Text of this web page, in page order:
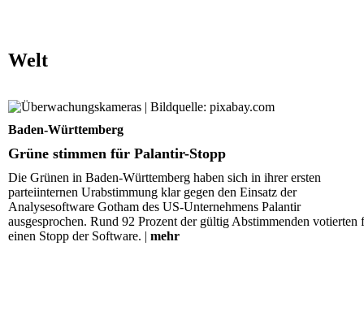
Welt
Grüne stimmen für Palantir-Stopp
Baden-Württemberg
Grüne stimmen für Palantir-Stopp
Die Grünen in Baden-Württemberg haben sich in ihrer ersten
parteiinternen Urabstimmung klar gegen den Einsatz der
Analysesoftware Gotham des US-Unternehmens Palantir
ausgesprochen. Rund 92 Prozent der gültig Abstimmenden votierten
einen Stopp der Software. | mehr